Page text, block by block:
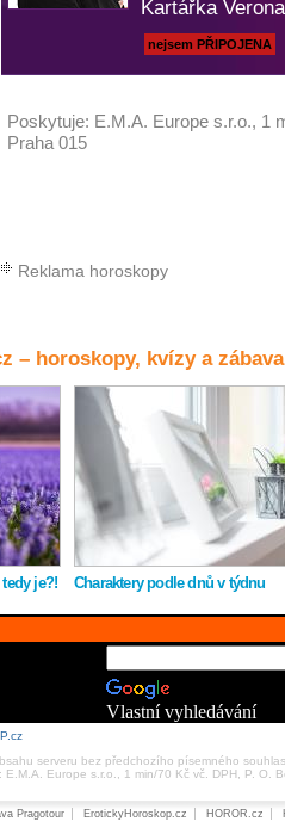
Kartářka Verona
nejsem PŘIPOJENA
Poskytuje: E.M.A. Europe s.r.o., 1
Praha 015
Reklama horoskopy
– horoskopy, kvízy a zábava
je?! Charaktery podle dnů v týdnu
Vlastní vyhledávání
serveru bez předchozího písemného
E.M.A. Europe s.r.o., 1 min/70 Kč vč. DPH, P. O.
Pragotour ErotickyHoroskop.cz HOROR.cz